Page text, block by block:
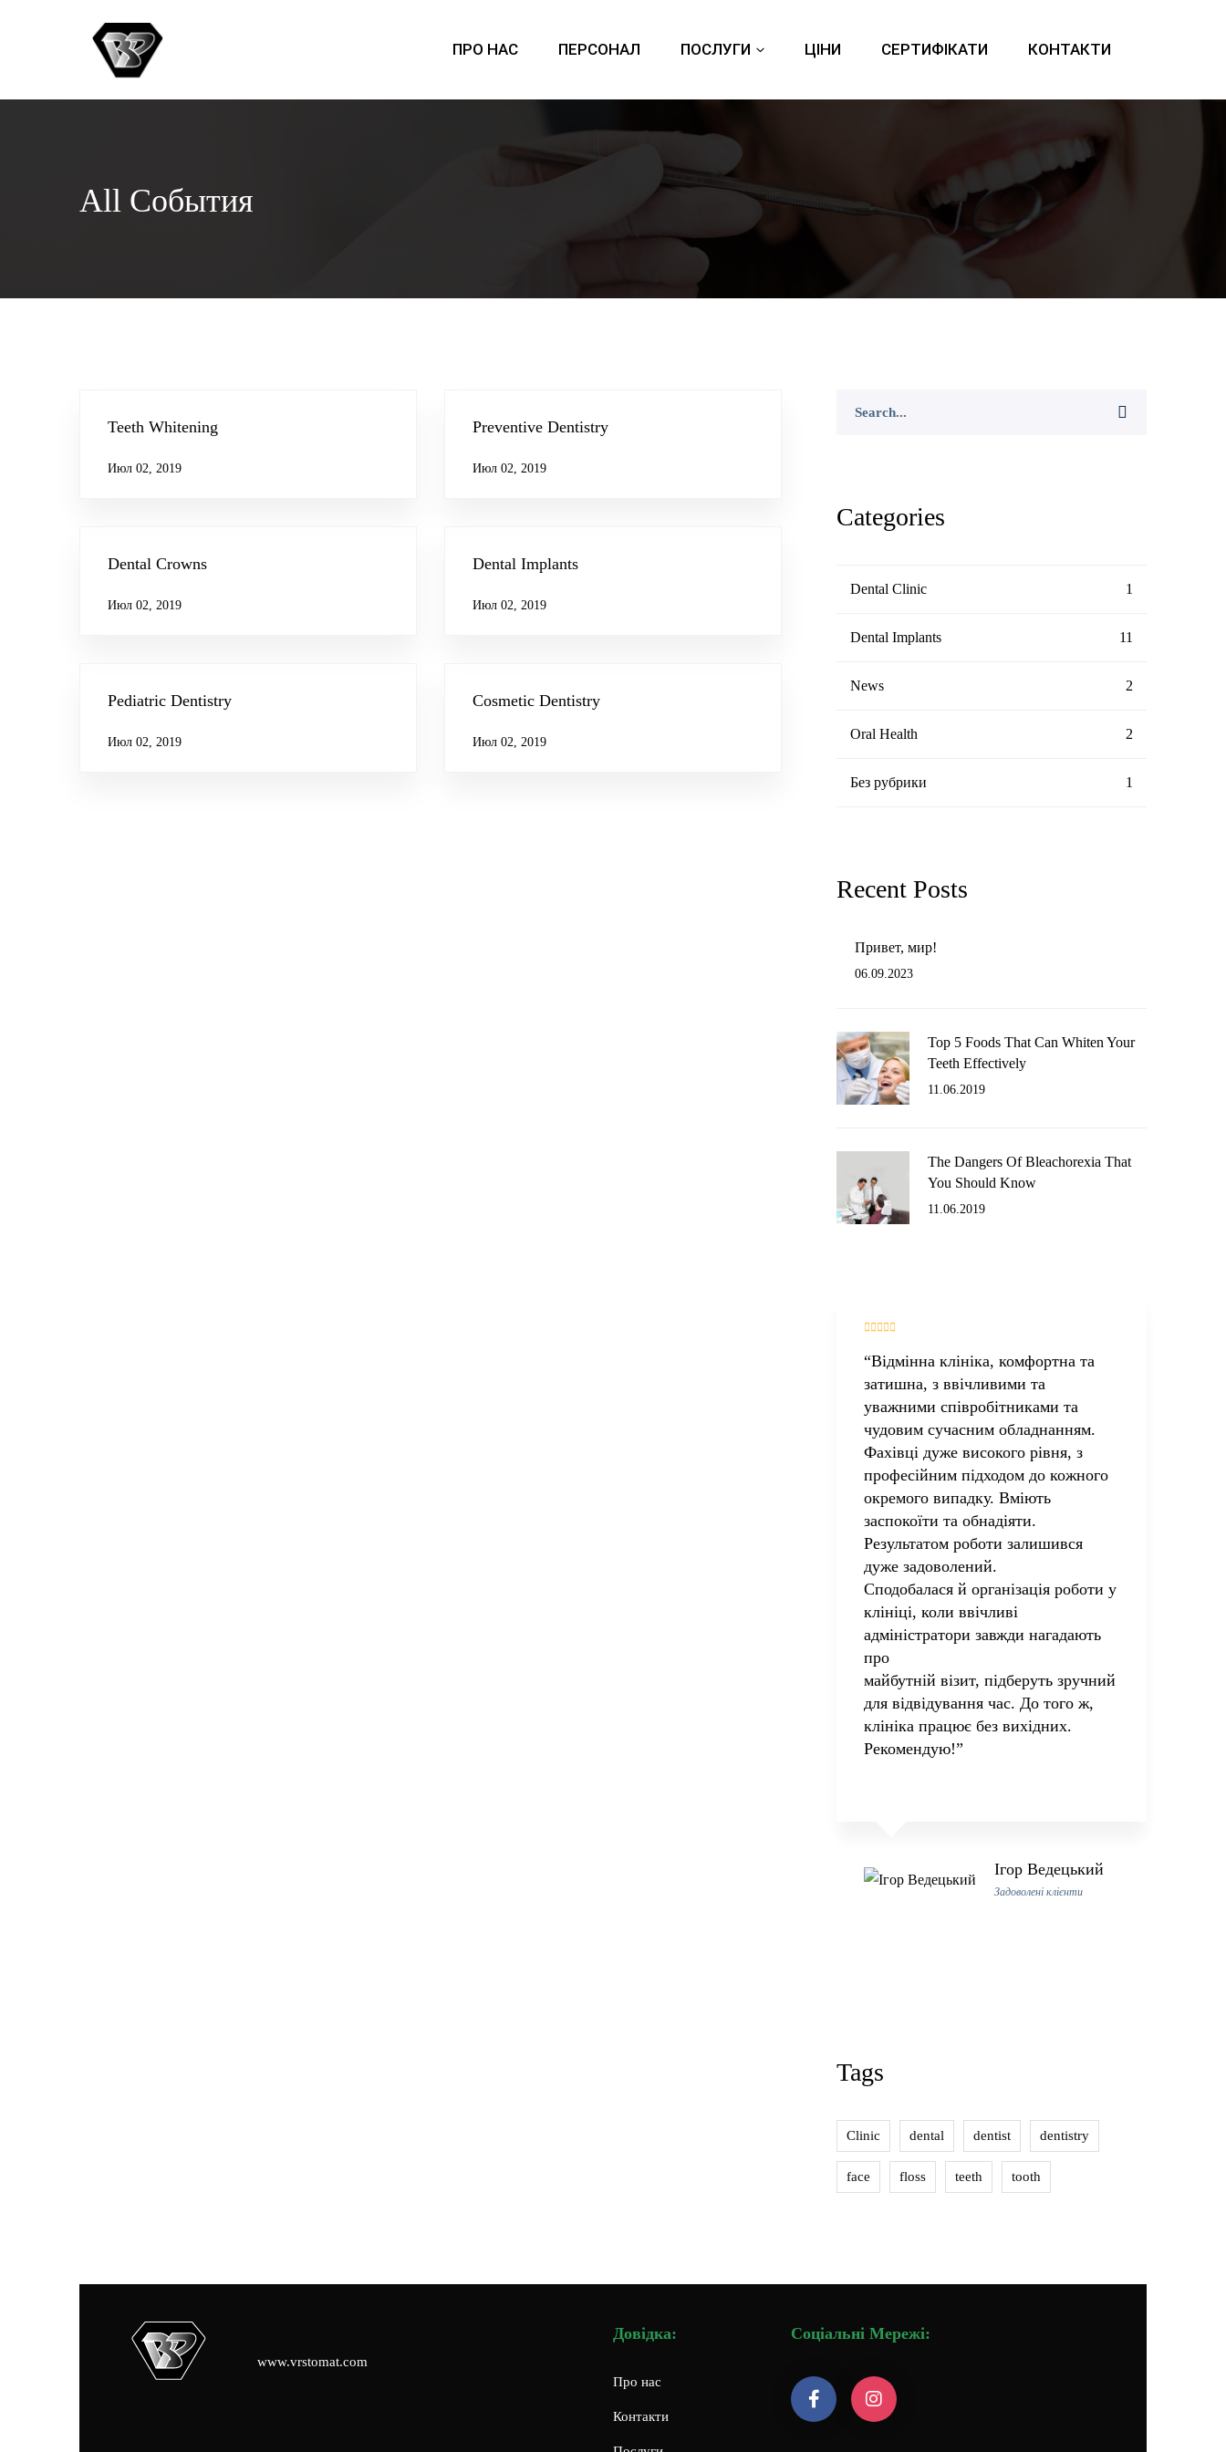
ПРО НАС ПЕРСОНАЛ ПОСЛУГИ ЦІНИ СЕРТИФІКАТИ КОНТАКТИ
All События
Teeth Whitening
Июл 02, 2019
Preventive Dentistry
Июл 02, 2019
Dental Crowns
Июл 02, 2019
Dental Implants
Июл 02, 2019
Pediatric Dentistry
Июл 02, 2019
Cosmetic Dentistry
Июл 02, 2019
Categories
Dental Clinic 1
Dental Implants 11
News 2
Oral Health 2
Без рубрики 1
Recent Posts
Привет, мир!
06.09.2023
Top 5 Foods That Can Whiten Your
Teeth Effectively
11.06.2019
The Dangers Of Bleachorexia That
You Should Know
11.06.2019
“Відмінна клініка, комфортна та
затишна, з ввічливими та
уважними співробітниками та
чудовим сучасним обладнанням.
Фахівці дуже високого рівня, з
професійним підходом до кожного
окремого випадку. Вміють
заспокоїти та обнадіяти.
Результатом роботи залишився
дуже задоволений.
Сподобалася й організація роботи у
клініці, коли ввічливі
адміністратори завжди нагадають
про
майбутній візит, підберуть зручний
для відвідування час. До того ж,
клініка працює без вихідних.
Рекомендую!”
Ігор Ведецький
Задоволені клієнти
Tags
Clinic dental dentist dentistry
face floss teeth tooth
www.vrstomat.com
Довідка:
Про нас
Контакти
Соціальні Мережі: